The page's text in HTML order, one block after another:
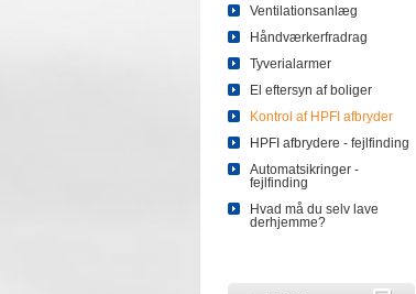
Ventilationsanlæg
Håndværkerfradrag
Tyverialarmer
El eftersyn af boliger
Kontrol af HPFI afbryder
HPFI afbrydere - fejlfinding
Automatsikringer -
fejlfinding
Hvad må du selv lave
derhjemme?